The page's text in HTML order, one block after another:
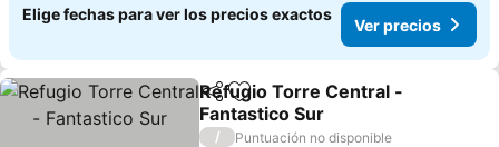
Elige fechas para ver los precios exactos
Ver precios
CompartirAgregar a favoritos
Refugio Torre Central -
Fantastico Sur
/
Puntuación no disponible